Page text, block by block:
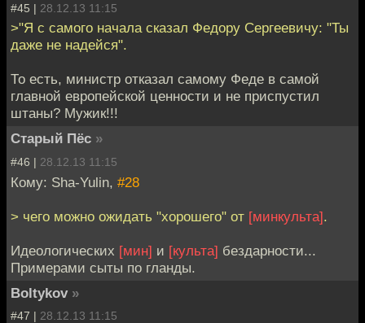
#45 | 28.12.13 11:15
>"Я с самого начала сказал Федору Сергеевичу: "Ты
даже не надейся".
То есть, министр отказал самому Феде в самой
главной европейской ценности и не приспустил
штаны? Мужик!!!
Старый Пёс »
#46 | 28.12.13 11:15
Кому: Sha-Yulin, #28
> чего можно ожидать "хорошего" от [минкульта].
Идеологических [мин] и [культа] бездарности...
Примерами сыты по гланды.
Boltykov »
#47 | 28.12.13 11:15